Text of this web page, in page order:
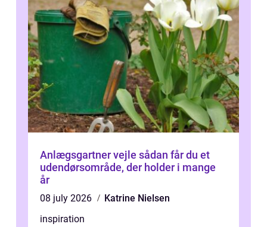
Anlægsgartner vejle sådan får du et
udendørsområde, der holder i mange
år
08 july 2026
Katrine Nielsen
inspiration